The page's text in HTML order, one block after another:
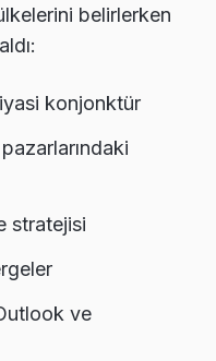
belirlerken
konjonktür
stratejisi
ve